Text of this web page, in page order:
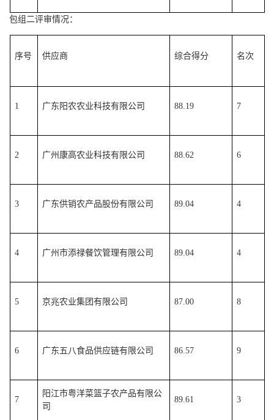
包组二评审情况：
序号 供应商 综合得分 名次
1 广东阳农农业科技有限公司 88.19 7
2 广州康高农业科技有限公司 88.62 6
3 广东供销农产品股份有限公司 89.04 4
4 广州市添禄餐饮管理有限公司 89.04 4
5 京兆农业集团有限公司 87.00 8
6 广东五八食品供应链有限公司 86.57 9
7
阳江市粤洋菜篮子农产品有限公
司
89.61 3